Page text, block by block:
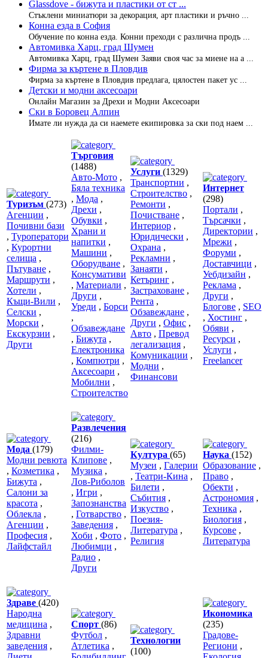
Glassdove - бижута и пластики от ст ...
Стъклени миниатюри за декорация, арт пластики и ръчно ...
Конна езда в София
Обучение по конна езда. Конни преходи с различна продъ ...
Автомивка Харц, град Шумен
Автомивка Харц, град Шумен Заяви своя час за миене на а ...
Фирма за къртене в Пловдив
Фирма за къртене в Пловдив предлага, цялостен пакет ус ...
Детски и модни аксесоари
Онлайн Магазин за Дрехи и Модни Аксесоари
Ски в Боровец Алпин
Имате ли нужда да си наемете екипировка за ски под наем ...
Туризъм (273)
Агенции ,
Почивни бази
, Туроператори
, Курортни
селища ,
Пътуване ,
Маршрути ,
Хотели ,
Къщи-Вили ,
Селски ,
Морски ,
Екскурзии ,
Други
Търговия
(1488)
Авто-Мото ,
Бяла техника
, Мода ,
Дрехи ,
Обувки ,
Храни и
напитки ,
Машини ,
Оборудване ,
Консумативи
, Материали ,
Други ,
Уреди , Борси
,
Обзавеждане
, Бижута ,
Електроника
, Компютри ,
Аксесоари ,
Мобилни ,
Строителство
Услуги (1329)
Транспортни ,
Строителство ,
Ремонти ,
Почистване ,
Интериор ,
Юридически ,
Охрана ,
Рекламни ,
Занаяти ,
Кетъринг ,
Застраховане ,
Рента ,
Обзавеждане ,
Други , Офис ,
Авто , Превод
легализация ,
Комуникации ,
Модни ,
Финансови
Интернет
(298)
Портали ,
Търсачки ,
Директории ,
Мрежи ,
Форуми ,
Доставчици ,
Уебдизайн ,
Реклама ,
Други ,
Блогове , SEO
, Хостинг ,
Обяви ,
Ресурси ,
Услуги ,
Freelancer
Мода (179)
Модни ревюта
, Козметика ,
Бижута ,
Салони за
красота ,
Облекла ,
Агенции ,
Професия ,
Лайфстайл
Развлечения
(216)
Филми-
Клипове ,
Музика ,
Лов-Риболов
, Игри ,
Запознанства
, Готварство ,
Заведения ,
Хоби , Фото ,
Любимци ,
Радио ,
Други
Култура (65)
Музеи , Галерии
, Театри-Кина ,
Билети ,
Събития ,
Изкуство ,
Поезия-
Литература ,
Религия
Наука (152)
Образование ,
Право ,
Обекти ,
Астрономия ,
Техника ,
Биология ,
Курсове ,
Литература
Здраве (420)
Народна
медицина ,
Здравни
заведения ,
Спорт (86)
Футбол ,
Атлетика ,
Технологии
(100)
Икономика
(235)
Градове-
Региони ,